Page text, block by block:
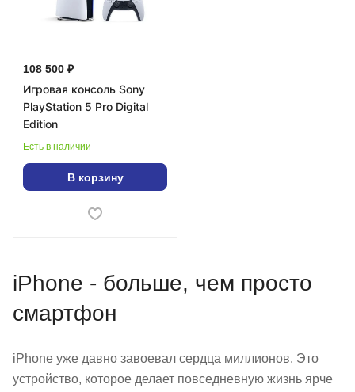
108 500 ₽
Игровая консоль Sony
PlayStation 5 Pro Digital
Edition
Есть в наличии
В корзину
iPhone - больше, чем просто
смартфон
iPhone уже давно завоевал сердца миллионов. Это
устройство, которое делает повседневную жизнь ярче